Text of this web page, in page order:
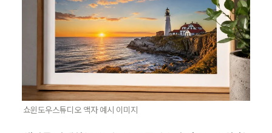
쇼윈도우스튜디오 액자 예시 이미지